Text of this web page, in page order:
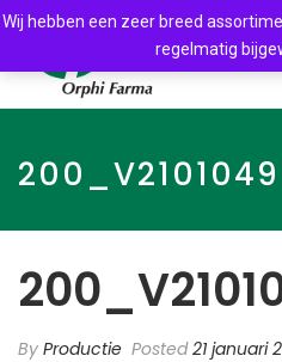
200_V2101049
By Productie Posted21 januari
Wij hebben een zeer breed
regelmatig